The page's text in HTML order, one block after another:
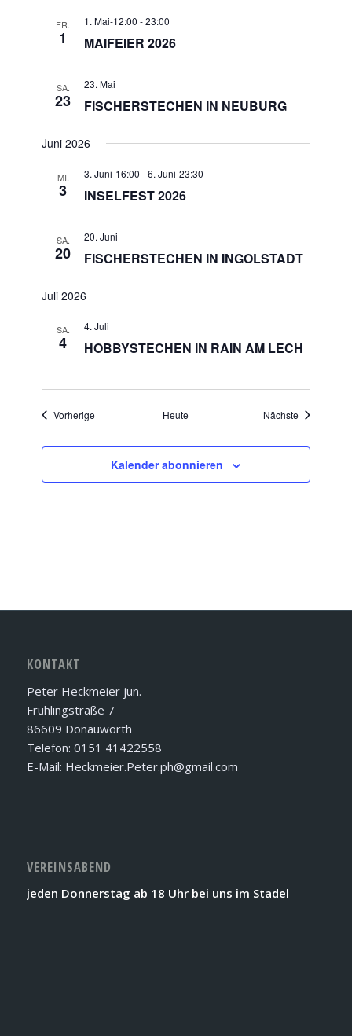
FR.
1
1. Mai-12:00 -23:00
MAIFEIER 2026
SA.
23
23. Mai
FISCHERSTECHEN IN NEUBURG
Juni 2026
MI.
3
3. Juni-16:00 -6. Juni-23:30
INSELFEST 2026
SA.
20
20. Juni
FISCHERSTECHEN IN INGOLSTADT
Juli 2026
SA.
4
4. Juli
HOBBYSTECHEN IN RAIN AM LECH
Vorherige VeranstaltungenHeute Nächste
Kalender abonnieren
KONTAKT
Peter Heckmeier jun.
Frühlingstraße 7
86609 Donauwörth
Telefon: 0151 41422558
E-Mail: Heckmeier.Peter.ph@gmail.com
VEREINSABEND
jeden Donnerstag ab 18 Uhr bei uns im Stadel